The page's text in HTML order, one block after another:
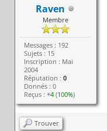
Raven
Membre
Messages : 192
Sujets : 15
Inscription : Mai
2004
Réputation :0
Donnés : 0
Reçus :+4 (100%)
Trouver